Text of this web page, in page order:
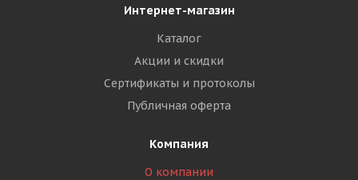
Интернет-магазин
Каталог
Акции и скидки
Сертификаты и протоколы
Публичная оферта
Компания
О компании